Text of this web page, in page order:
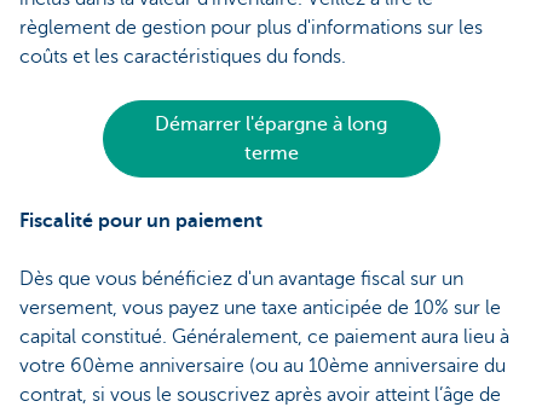
règlement de gestion pour plus d'informations sur les
coûts et les caractéristiques du fonds.
Démarrer l'épargne à long
terme
Fiscalité pour un paiement
Dès que vous bénéficiez d'un avantage fiscal sur un
versement, vous payez une taxe anticipée de 10% sur le
capital constitué. Généralement, ce paiement aura lieu à
votre 60ème anniversaire (ou au 10ème anniversaire du
contrat, si vous le souscrivez après avoir atteint l’âge de